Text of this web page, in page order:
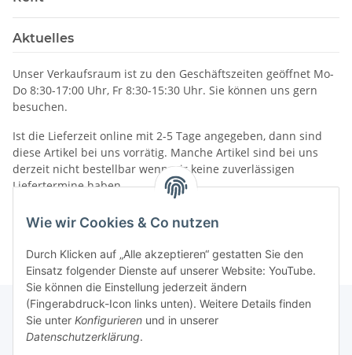
Wie wir Cookies & Co nutzen
Durch Klicken auf „Alle akzeptieren“ gestatten Sie den
Einsatz folgender Dienste auf unserer Website: YouTube.
Sie können die Einstellung jederzeit ändern
(Fingerabdruck-Icon links unten). Weitere Details finden
Sie unter Konfigurieren und in unserer
Datenschutzerklärung.
Aktuelles
Unser Verkaufsraum ist zu den Geschäftszeiten geöffnet Mo-
Do 8:30-17:00 Uhr, Fr 8:30-15:30 Uhr. Sie können uns gern
besuchen.
Ist die Lieferzeit online mit 2-5 Tage angegeben, dann sind
diese Artikel bei uns vorrätig. Manche Artikel sind bei uns
derzeit nicht bestellbar wenn wir keine zuverlässigen
Liefertermine haben.
Informationen
Gesetzliche Informationen